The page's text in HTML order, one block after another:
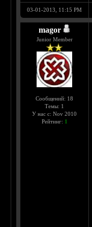
03-01-2013, 11:15 PM
magor
Junior Member
Сообщений: 18
Темы: 1
У нас с: Nov 2010
Рейтинг: 1